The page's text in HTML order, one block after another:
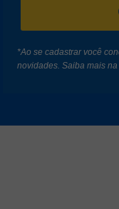
*Ao se cadastrar você
novidades. Saiba mais